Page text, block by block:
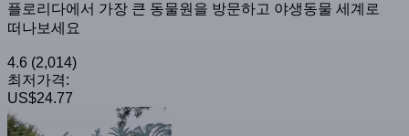
플로리다에서 가장 큰 동물원을 방문하고 야생동물 세계로
떠나보세요
4.6 (2,014)
최저가격:
US$24.77